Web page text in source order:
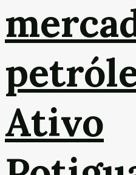
Ativo